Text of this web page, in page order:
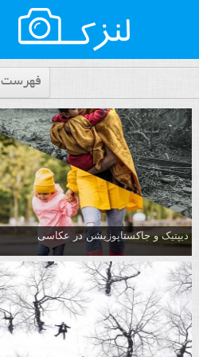
فهرست
دیپتیک و جاکستا‌پوزیشن در عکاسی